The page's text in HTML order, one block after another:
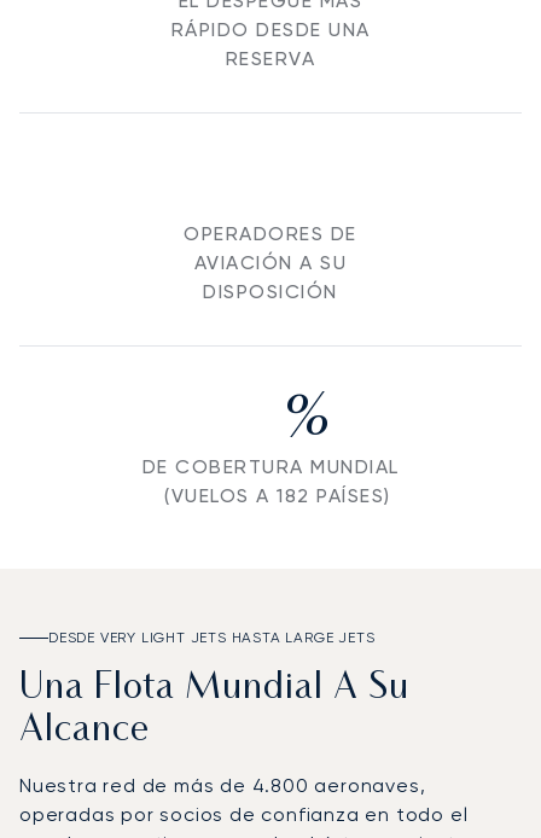
RÁPIDO DESDE UNA
RESERVA
OPERADORES DE
AVIACIÓN A SU
DISPOSICIÓN
%
DE COBERTURA MUNDIAL
(VUELOS A 182 PAÍSES)
DESDE VERY LIGHT JETS HASTA LARGE JETS
Una Flota Mundial A Su
Alcance
Nuestra red de más de 4.800 aeronaves,
operadas por socios de confianza en todo el